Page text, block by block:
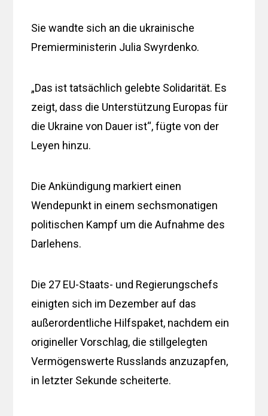
Sie wandte sich an die ukrainische
Premierministerin Julia Swyrdenko.
„Das ist tatsächlich gelebte Solidarität. Es
zeigt, dass die Unterstützung Europas für
die Ukraine von Dauer ist“, fügte von der
Leyen hinzu.
Die Ankündigung markiert einen
Wendepunkt in einem sechsmonatigen
politischen Kampf um die Aufnahme des
Darlehens.
Die 27 EU-Staats- und Regierungschefs
einigten sich im Dezember auf das
außerordentliche Hilfspaket, nachdem ein
origineller Vorschlag, die stillgelegten
Vermögenswerte Russlands anzuzapfen,
in letzter Sekunde scheiterte.